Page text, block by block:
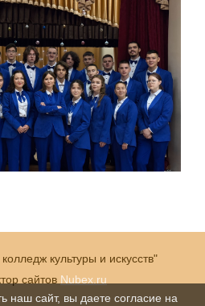
культуры и искусств"
сайтов Nubex.ru
наш сайт, вы даете согласие на